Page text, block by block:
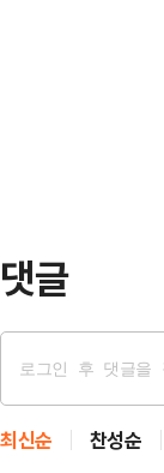
댓글
최신순 찬성순